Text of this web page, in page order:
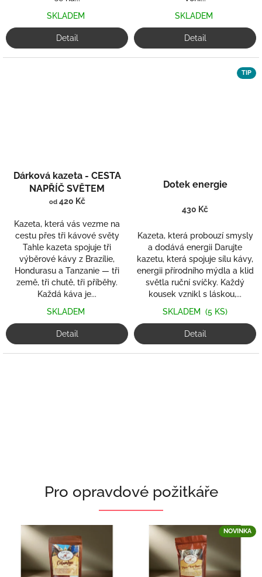
SKLADEM
Detail
SKLADEM
Detail
Dárková kazeta - CESTA
NAPŘÍČ SVĚTEM
od420 Kč
Kazeta, která vás vezme na
cestu přes tři kávové světy
Tahle kazeta spojuje tři
výběrové kávy z Brazílie,
Hondurasu a Tanzanie — tři
země, tři chutě, tři příběhy.
Každá káva je...
SKLADEM
Detail
TIP
Dotek energie
430 Kč
Kazeta, která probouzí smysly
a dodává energii Darujte
kazetu, která spojuje sílu kávy,
energii přírodního mýdla a klid
světla ruční svíčky. Každý
kousek vznikl s láskou,...
SKLADEM (5 KS)
Detail
Pro opravdové požitkáře
NOVINKA